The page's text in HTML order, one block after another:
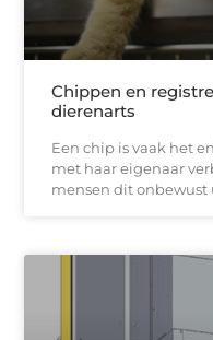
Chippen en
dierenarts
Een chip is vaak het
met haar eigenaar
mensen dit